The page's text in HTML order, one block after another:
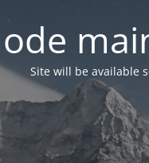
Site will be available